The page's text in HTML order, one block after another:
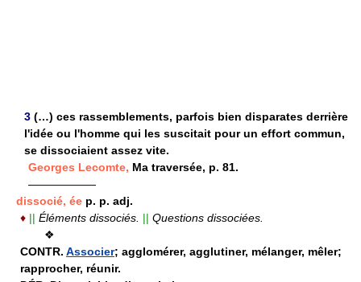
3 (…) ces rassemblements, parfois bien disparates derrière
l'idée ou l'homme qui les suscitait pour un effort commun,
se dissociaient assez vite.
Georges Lecomte, Ma traversée, p. 81.
——————
dissocié, ée p. p. adj.
♦ || Éléments dissociés. || Questions dissociées.
❖
CONTR. Associer; agglomérer, agglutiner, mélanger, mêler;
rapprocher, réunir.